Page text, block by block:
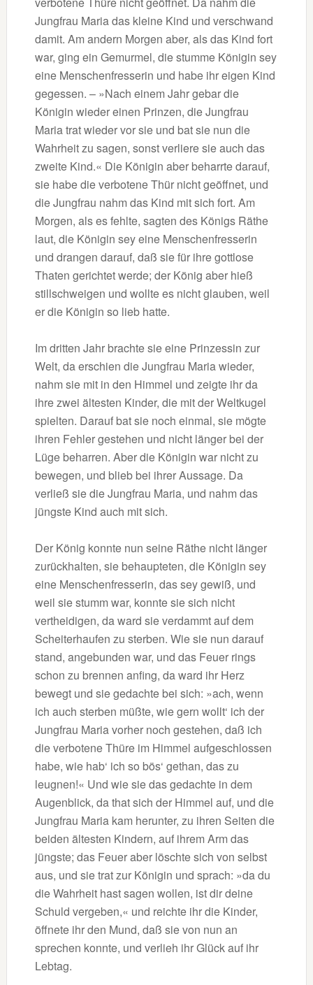
Jungfrau Maria das kleine Kind und verschwand
damit. Am andern Morgen aber, als das Kind fort
war, ging ein Gemurmel, die stumme Königin sey
eine Menschenfresserin und habe ihr eigen Kind
gegessen. – »Nach einem Jahr gebar die
Königin wieder einen Prinzen, die Jungfrau
Maria trat wieder vor sie und bat sie nun die
Wahrheit zu sagen, sonst verliere sie auch das
zweite Kind.« Die Königin aber beharrte darauf,
sie habe die verbotene Thür nicht geöffnet, und
die Jungfrau nahm das Kind mit sich fort. Am
Morgen, als es fehlte, sagten des Königs Räthe
laut, die Königin sey eine Menschenfresserin
und drangen darauf, daß sie für ihre gottlose
Thaten gerichtet werde; der König aber hieß
stillschweigen und wollte es nicht glauben, weil
er die Königin so lieb hatte.
Im dritten Jahr brachte sie eine Prinzessin zur
Welt, da erschien die Jungfrau Maria wieder,
nahm sie mit in den Himmel und zeigte ihr da
ihre zwei ältesten Kinder, die mit der Weltkugel
spielten. Darauf bat sie noch einmal, sie mögte
ihren Fehler gestehen und nicht länger bei der
Lüge beharren. Aber die Königin war nicht zu
bewegen, und blieb bei ihrer Aussage. Da
verließ sie die Jungfrau Maria, und nahm das
jüngste Kind auch mit sich.
Der König konnte nun seine Räthe nicht länger
zurückhalten, sie behaupteten, die Königin sey
eine Menschenfresserin, das sey gewiß, und
weil sie stumm war, konnte sie sich nicht
vertheidigen, da ward sie verdammt auf dem
Scheiterhaufen zu sterben. Wie sie nun darauf
stand, angebunden war, und das Feuer rings
schon zu brennen anfing, da ward ihr Herz
bewegt und sie gedachte bei sich: »ach, wenn
ich auch sterben müßte, wie gern wollt‘ ich der
Jungfrau Maria vorher noch gestehen, daß ich
die verbotene Thüre im Himmel aufgeschlossen
habe, wie hab‘ ich so bös‘ gethan, das zu
leugnen!« Und wie sie das gedachte in dem
Augenblick, da that sich der Himmel auf, und die
Jungfrau Maria kam herunter, zu ihren Seiten die
beiden ältesten Kindern, auf ihrem Arm das
jüngste; das Feuer aber löschte sich von selbst
aus, und sie trat zur Königin und sprach: »da du
die Wahrheit hast sagen wollen, ist dir deine
Schuld vergeben,« und reichte ihr die Kinder,
öffnete ihr den Mund, daß sie von nun an
sprechen konnte, und verlieh ihr Glück auf ihr
Lebtag.